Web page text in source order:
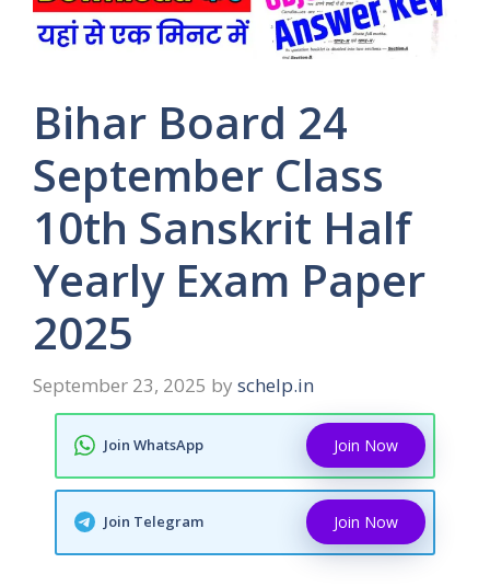
Bihar Board 24
September Class
10th Sanskrit Half
Yearly Exam Paper
2025
September 23, 2025 by schelp.in
Join WhatsApp Join Now
Join Telegram Join Now